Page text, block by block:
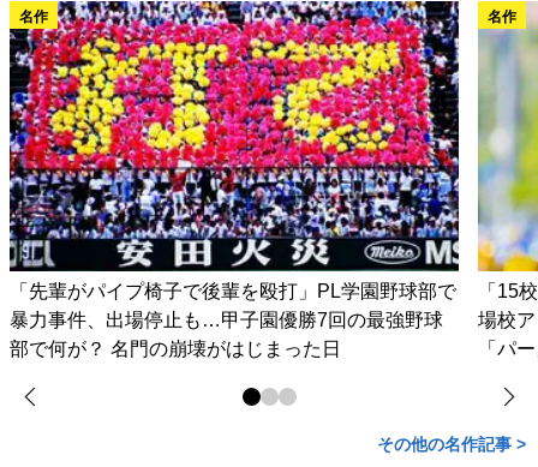
名作
「先輩がパイプ椅子で後輩を殴打」PL学園野球部で
暴力事件、出場停止も…甲子園優勝7回の最強野球
部で何が？ 名門の崩壊がはじまった日
名作
「15
場校
「パ
その他の名作記事 >